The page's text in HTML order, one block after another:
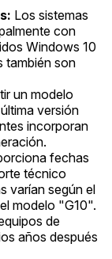
Los sistemas
con
Windows 10
también son
un modelo
versión
incorporan
fechas
técnico
varían según el
modelo "G10".
de
años después